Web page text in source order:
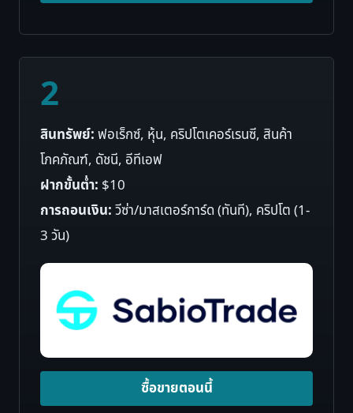
2
สินทรัพย์:ฟอเร็กซ์, หุ้น, คริปโตเคอร์เรนซี, สินค้า
โภคภัณฑ์, ดัชนี, อีทีเอฟ
ฝากขั้นต่ำ: $10
การถอนเงิน:วีซ่า/มาสเตอร์การ์ด (ทันที), คริปโต (1-
3 วัน)
ซื้อขายตอนนี้